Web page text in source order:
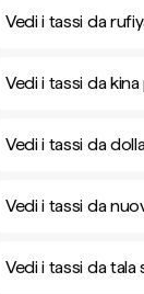
Vedi i tassi da
Vedi i tassi da
Vedi i tassi da
Vedi i tassi da
Vedi i tassi da